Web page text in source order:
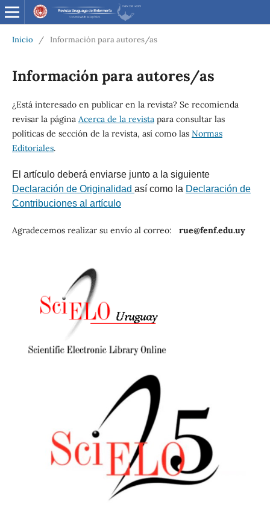
Inicio / Información para autores/as
Información para autores/as
¿Está interesado en publicar en la revista? Se recomienda
revisar la página Acerca de la revista para consultar las
políticas de sección de la revista, así como las Normas
Editoriales.
El artículo deberá enviarse junto a la siguiente
Declaración de Originalidad así como la Declaración de
Contribuciones al artículo
Agradecemos realizar su envío al correo: rue@fenf.edu.uy